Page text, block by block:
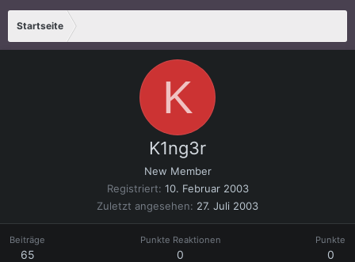
Startseite
K
K1ng3r
New Member
Registriert 10. Februar 2003
Zuletzt angesehen
27. Juli 2003
Beiträge
65
Punkte Reaktionen
0
Punkte
0